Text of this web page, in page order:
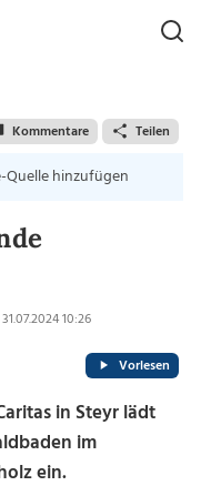
Kommentare Teilen
Quelle hinzufügen
10:26
Vorlesen
in Steyr lädt
im
ein.